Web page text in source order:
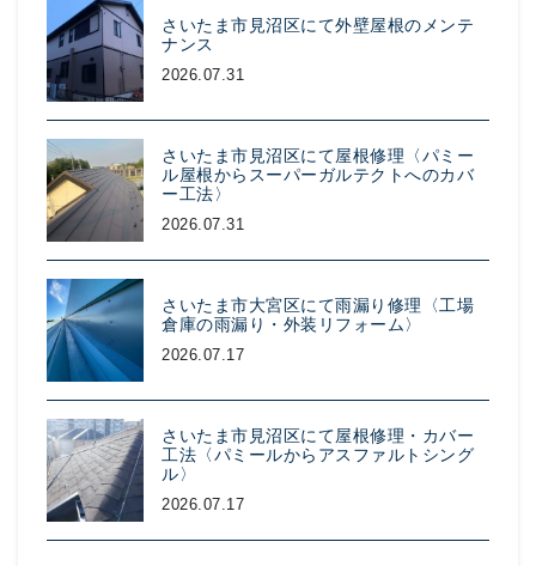
さいたま市見沼区にて外壁屋根のメンテ
ナンス
2026.07.31
さいたま市見沼区にて屋根修理〈パミー
ル屋根からスーパーガルテクトへのカバ
ー工法〉
2026.07.31
さいたま市大宮区にて雨漏り修理〈工場
倉庫の雨漏り・外装リフォーム〉
2026.07.17
さいたま市見沼区にて屋根修理・カバー
工法〈パミールからアスファルトシング
ル〉
2026.07.17